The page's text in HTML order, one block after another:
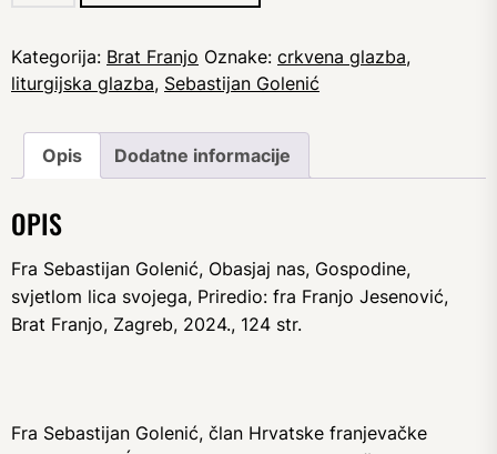
nas,
Gospodine,
svjetlom
svojega
količina
Kategorija: Brat Franjo Oznake: crkvena glazba,
liturgijska glazba, Sebastijan Golenić
Opis Dodatne informacije
OPIS
Fra Sebastijan Golenić, Obasjaj nas, Gospodine,
svjetlom lica svojega, Priredio: fra Franjo Jesenović,
Brat Franjo, Zagreb, 2024., 124 str.
Fra Sebastijan Golenić, član Hrvatske franjevačke